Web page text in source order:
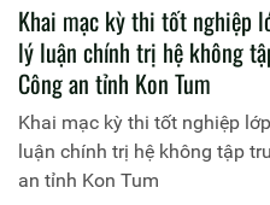
Khai mạc kỳ thi tốt nghiệp
lý luận chính trị hệ không
Công an tỉnh Kon Tum
Khai mạc kỳ thi tốt nghiệp
luận chính trị hệ không tập
an tỉnh Kon Tum